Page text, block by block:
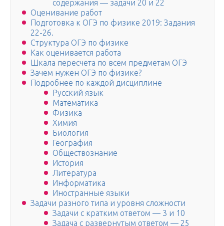
содержания — задачи 20 и 22
Оценивание работ
Подготовка к ОГЭ по физике 2019: Задания
22-26.
Структура ОГЭ по физике
Как оценивается работа
Шкала пересчета по всем предметам ОГЭ
Зачем нужен ОГЭ по физике?
Подробнее по каждой дисциплине
Русский язык
Математика
Физика
Химия
Биология
География
Обществознание
История
Литература
Информатика
Иностранные языки
Задачи разного типа и уровня сложности
Задачи с кратким ответом — 3 и 10
Задача с развернутым ответом — 25